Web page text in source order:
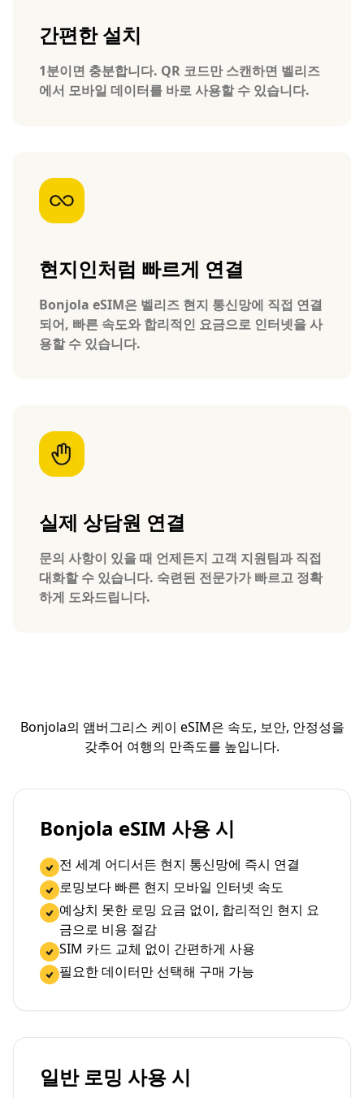
간편한 설치
1분이면 충분합니다. QR 코드만 스캔하면 벨리즈
에서 모바일 데이터를 바로 사용할 수 있습니다.
현지인처럼 빠르게 연결
Bonjola eSIM은 벨리즈 현지 통신망에 직접 연결
되어, 빠른 속도와 합리적인 요금으로 인터넷을 사
용할 수 있습니다.
실제 상담원 연결
문의 사항이 있을 때 언제든지 고객 지원팀과 직접
대화할 수 있습니다. 숙련된 전문가가 빠르고 정확
하게 도와드립니다.
Bonjola의 앰버그리스 케이 eSIM은 속도, 보안, 안정성을
갖추어 여행의 만족도를 높입니다.
Bonjola eSIM 사용 시
전 세계 어디서든 현지 통신망에 즉시 연결
로밍보다 빠른 현지 모바일 인터넷 속도
예상치 못한 로밍 요금 없이, 합리적인 현지 요
금으로 비용 절감
SIM 카드 교체 없이 간편하게 사용
필요한 데이터만 선택해 구매 가능
일반 로밍 사용 시